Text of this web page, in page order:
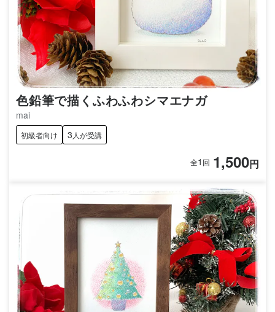
色鉛筆で描くふわふわシマエナガ
mai
初級者向け 3 人が受講
全1 回 1,500円